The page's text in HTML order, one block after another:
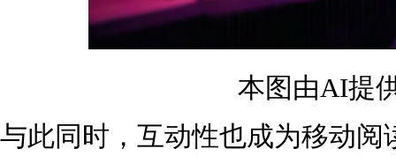
本图由AI提
与此同时，互动性也成为移动